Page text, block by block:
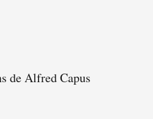
de Alfred Capus